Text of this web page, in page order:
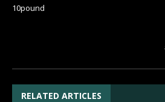
10pound
RELATED ARTICLES